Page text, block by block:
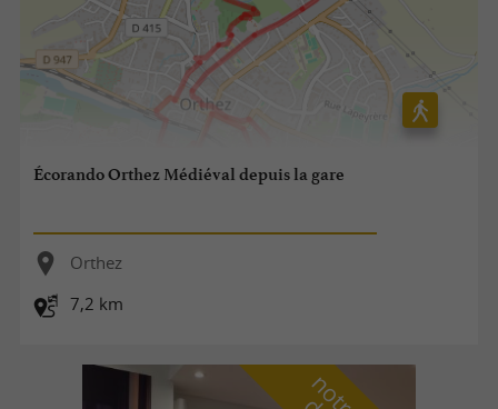
Écorando Orthez Médiéval depuis la gare
Orthez
7,2 km